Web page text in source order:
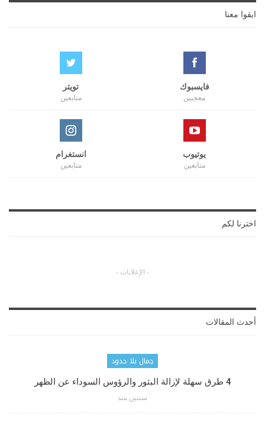
ابقوا معنا
فايسبوك
معجبين
تويتر
متابعين
يوتيوب
متابعين
انستغرام
متابعين
اخترنا لكم
- الإعلانات -
أحدث المقالات
جمال بلا حدود
4 طرق سهلة لإزالة البثور والرؤوس السوداء عن الظهر
سنتين منذ